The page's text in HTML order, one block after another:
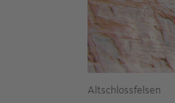
Altschlossfelsen